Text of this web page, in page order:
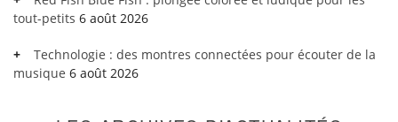
tout-petits 6 août 2026
Technologie : des montres connectées pour écouter de la
musique 6 août 2026